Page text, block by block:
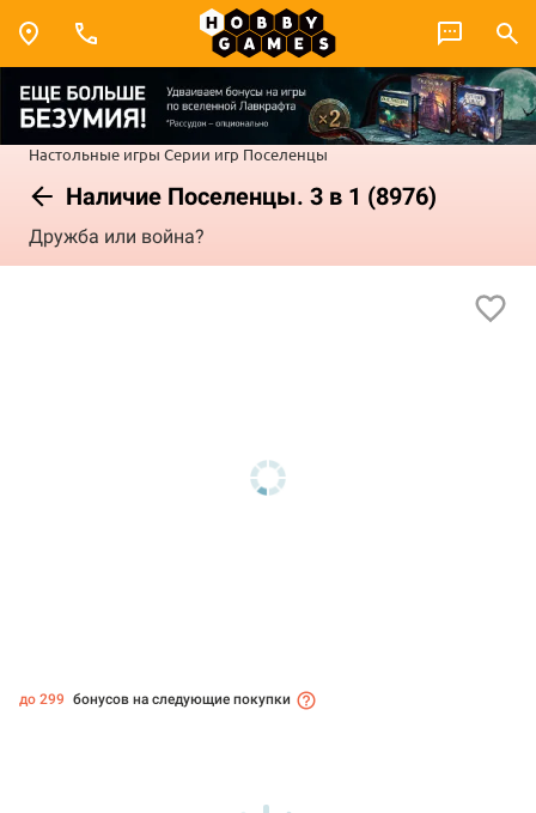
Настольные игры Серии игр Поселенцы
Наличие Поселенцы. 3 в 1 (8976)
Дружба или война?
до 299 бонусов на следующие покупки